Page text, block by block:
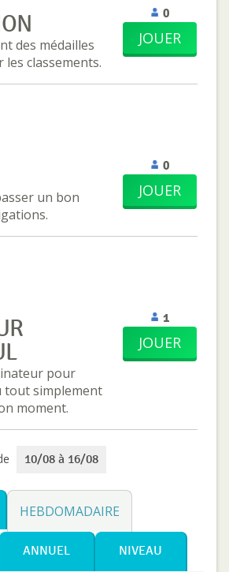
des médailles
classements.
0
JOUER
un bon
0
JOUER
pour
tout simplement
moment.
1
JOUER
10/08 à 16/08
HEBDOMADAIRE
ANNUEL NIVEAU